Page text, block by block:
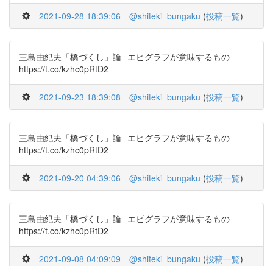
2021-09-28 18:39:06 @shiteki_bungaku (投稿一覧)
三島由紀夫「橋づくし」論--エピグラフが意味するもの
https://t.co/kzhc0pRtD2
2021-09-23 18:39:08 @shiteki_bungaku (投稿一覧)
三島由紀夫「橋づくし」論--エピグラフが意味するもの
https://t.co/kzhc0pRtD2
2021-09-20 04:39:06 @shiteki_bungaku (投稿一覧)
三島由紀夫「橋づくし」論--エピグラフが意味するもの
https://t.co/kzhc0pRtD2
2021-09-08 04:09:09 @shiteki_bungaku (投稿一覧)